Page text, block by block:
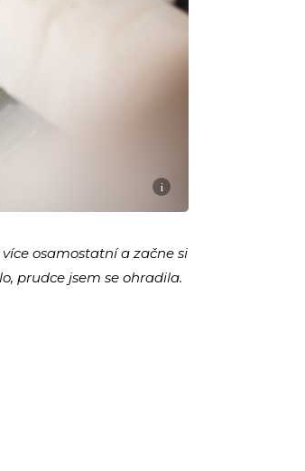
i
osamostatní a začne si
prudce jsem se ohradila.